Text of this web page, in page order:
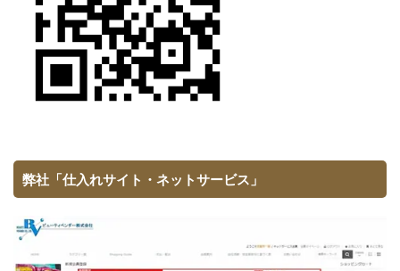
弊社「仕入れサイト・ネットサービス」